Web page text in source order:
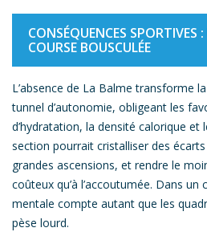
CONSÉQUENCES SPORTIVES
COURSE BOUSCULÉE
L’absence de La Balme transforme
tunnel d’autonomie, obligeant les
d’hydratation, la densité calorique et
section pourrait cristalliser des
grandes ascensions, et rendre le
coûteux qu’à l’accoutumée. Dans un
mentale compte autant que les
pèse lourd.